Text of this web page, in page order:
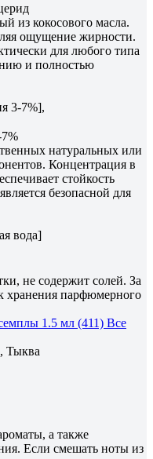
из кокосового масла.
ощущение жирности.
для любого типа
и полностью
3-7%],
натуральных или
Концентрация в
стойкость
безопасной для
вода]
не содержит солей. За
хранения парфюмерного
1.5 мл (411) Все
Тыква
а также
Если смешать ноты из